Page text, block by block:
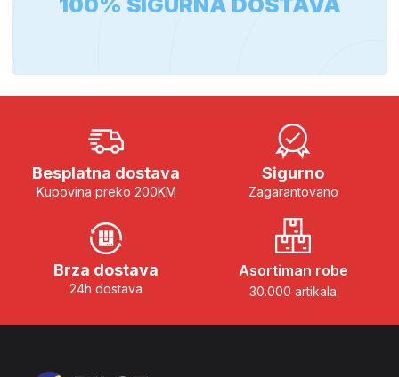
Besplatna dostava
Kupovina preko 200KM
Sigurno
Zagarantovano
Brza dostava
24h dostava
Asortiman robe
30.000 artikala